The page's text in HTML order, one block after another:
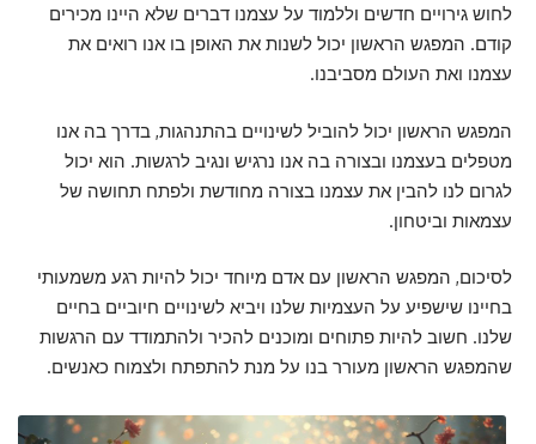
לחוש גירויים חדשים וללמוד על עצמנו דברים שלא היינו מכירים
קודם. המפגש הראשון יכול לשנות את האופן בו אנו רואים את
עצמנו ואת העולם מסביבנו.
המפגש הראשון יכול להוביל לשינויים בהתנהגות, בדרך בה אנו
מטפלים בעצמנו ובצורה בה אנו נרגיש ונגיב לרגשות. הוא יכול
לגרום לנו להבין את עצמנו בצורה מחודשת ולפתח תחושה של
עצמאות וביטחון.
לסיכום, המפגש הראשון עם אדם מיוחד יכול להיות רגע משמעותי
בחיינו שישפיע על העצמיות שלנו ויביא לשינויים חיוביים בחיים
שלנו. חשוב להיות פתוחים ומוכנים להכיר ולהתמודד עם הרגשות
שהמפגש הראשון מעורר בנו על מנת להתפתח ולצמוח כאנשים.